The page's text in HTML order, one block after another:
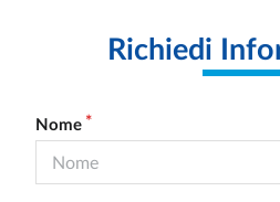
Richiedi
Nome